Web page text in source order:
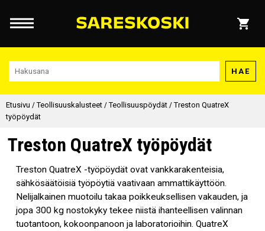
HAE
Etusivu /Teollisuuskalusteet /Teollisuuspöydät /Treston QuatreX
työpöydät
Treston QuatreX työpöydät
Treston QuatreX -työpöydät ovat vankkarakenteisia,
sähkösäätöisiä työpöytiä vaativaan ammattikäyttöön.
Nelijalkainen muotoilu takaa poikkeuksellisen vakauden, ja
jopa 300 kg nostokyky tekee niistä ihanteellisen valinnan
tuotantoon, kokoonpanoon ja laboratorioihin. QuatreX